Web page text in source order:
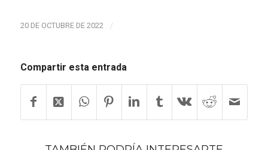
20 DE OCTUBRE DE 2022 /
Compartir esta entrada